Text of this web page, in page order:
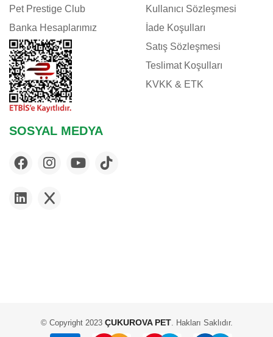
Pet Prestige Club
Banka Hesaplarımız
Kullanıcı Sözleşmesi
İade Koşulları
Satış Sözleşmesi
Teslimat Koşulları
KVKK & ETK
SOSYAL MEDYA
© Copyright 2023ÇUKUROVA PET. Hakları Saklıdır.